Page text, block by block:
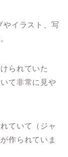
やイラスト、写
られていた
て非常に見や
ていて（ジャ
作られていま